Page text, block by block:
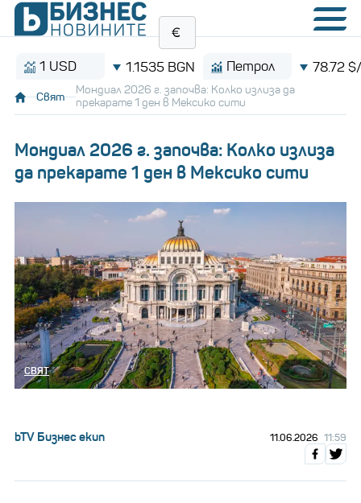
1 USD 1.1535 BGN Петрол 78.72 $/барел
Свят
Мондиал 2026 г. започва: Колко излиза да
прекарате 1 ден в Мексико сити
Мондиал 2026 г. започва: Колко излиза
да прекарате 1 ден в Мексико сити
СВЯТ
bTV Бизнес екип 11.06.2026 11:59